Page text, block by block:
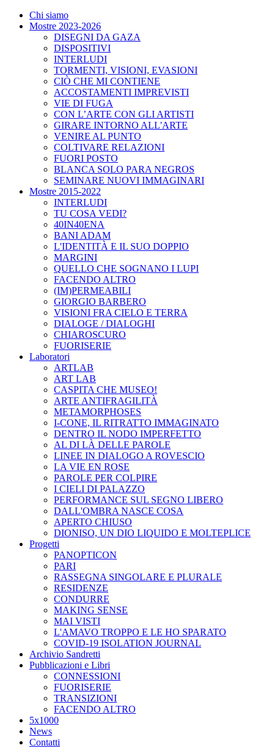
Chi siamo
Mostre 2023-2026
DISEGNI DA GAZA
DISPOSITIVI
INTERLUDI
TORMENTI, VISIONI, EVASIONI
CIÒ CHE MI CONTIENE
ACCOSTAMENTI IMPREVISTI
VIE DI FUGA
CON L’ARTE CON GLI ARTISTI
GIRARE INTORNO ALL'ARTE
VENIRE AL PUNTO
COLTIVARE RELAZIONI
FUORI POSTO
BLANCA SOLO PARA NEGROS
SEMINARE NUOVI IMMAGINARI
Mostre 2015-2022
INTERLUDI
TU COSA VEDI?
40IN40ENA
BANI ADAM
L'IDENTITÀ E IL SUO DOPPIO
MARGINI
QUELLO CHE SOGNANO I LUPI
FACENDO ALTRO
(IM)PERMEABILI
GIORGIO BARBERO
VISIONI FRA CIELO E TERRA
DIALOGE / DIALOGHI
CHIAROSCURO
FUORISERIE
Laboratori
ARTLAB
ART LAB
CASPITA CHE MUSEO!
ARTE ANTIFRAGILITÀ
METAMORPHOSES
I-CONE, IL RITRATTO IMMAGINATO
DENTRO IL NODO IMPERFETTO
AL DI LÀ DELLE PAROLE
LINEE IN DIALOGO A ROVESCIO
LA VIE EN ROSE
PAROLE PER COLPIRE
I CIELI DI PALAZZO
PERFORMANCE SUL SEGNO LIBERO
DALL'OMBRA NASCE COSA
APERTO CHIUSO
DIONISO, UN DIO LIQUIDO E MOLTEPLICE
Progetti
PANOPTICON
PARI
RASSEGNA SINGOLARE E PLURALE
RESIDENZE
CONDURRE
MAKING SENSE
MAI VISTI
L'AMAVO TROPPO E LE HO SPARATO
COVID-19 ISOLATION JOURNAL
Archivio Sandretti
Pubblicazioni e Libri
CONNESSIONI
FUORISERIE
TRANSIZIONI
FACENDO ALTRO
5x1000
News
Contatti